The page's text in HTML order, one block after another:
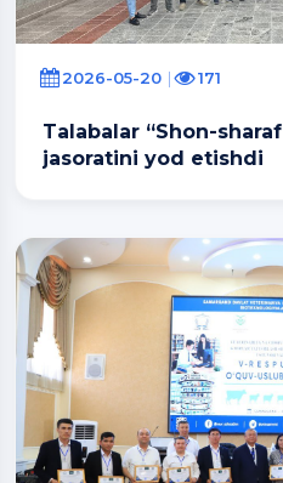
2026-05-20 171
Talabalar “Shon-
jasoratini yod etishdi